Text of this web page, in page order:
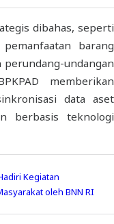
dibahas, seperti
barang
undangan
memberikan
data aset
berbasis teknologi
Kegiatan
oleh BNN RI